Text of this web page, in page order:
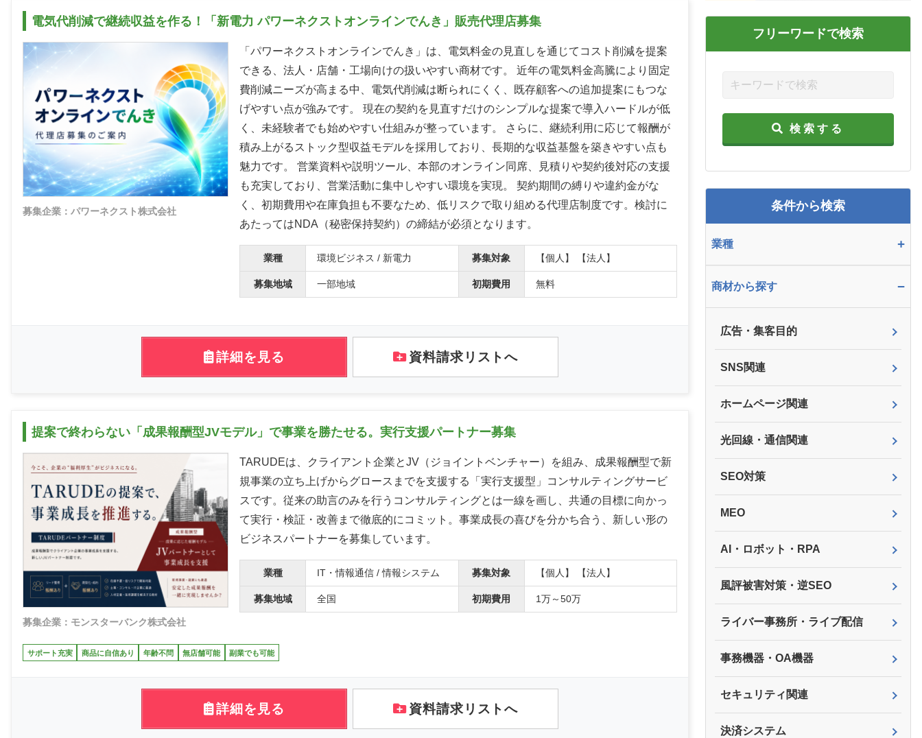
電気代削減で継続収益を作る！「新電力 パワーネクストオンラインでんき」販売代理店募集
募集企業：パワーネクスト株式会社
「パワーネクストオンラインでんき」は、電気料金の見直しを通じてコスト削減を提案
できる、法人・店舗・工場向けの扱いやすい商材です。 近年の電気料金高騰により固定
費削減ニーズが高まる中、電気代削減は断られにくく、既存顧客への追加提案にもつな
げやすい点が強みです。 現在の契約を見直すだけのシンプルな提案で導入ハードルが低
く、未経験者でも始めやすい仕組みが整っています。 さらに、継続利用に応じて報酬が
積み上がるストック型収益モデルを採用しており、長期的な収益基盤を築きやすい点も
魅力です。 営業資料や説明ツール、本部のオンライン同席、見積りや契約後対応の支援
も充実しており、営業活動に集中しやすい環境を実現。 契約期間の縛りや違約金がな
く、初期費用や在庫負担も不要なため、低リスクで取り組める代理店制度です。検討に
あたってはNDA（秘密保持契約）の締結が必須となります。
業種 環境ビジネス / 新電力 募集対象 【個人】 【法人】
募集地域 一部地域 初期費用 無料
詳細を見る 資料請求リストへ
提案で終わらない「成果報酬型JVモデル」で事業を勝たせる。実行支援パートナー募集
募集企業：モンスターバンク株式会社
TARUDEは、クライアント企業とJV（ジョイントベンチャー）を組み、成果報酬型で新
規事業の立ち上げからグロースまでを支援する「実行支援型」コンサルティングサービ
スです。従来の助言のみを行うコンサルティングとは一線を画し、共通の目標に向かっ
て実行・検証・改善まで徹底的にコミット。事業成長の喜びを分かち合う、新しい形の
ビジネスパートナーを募集しています。
業種 IT・情報通信 / 情報システム 募集対象 【個人】 【法人】
募集地域 全国 初期費用 1万～50万
サポート充実 商品に自信あり 年齢不問 無店舗可能 副業でも可能
詳細を見る 資料請求リストへ
フリーワードで検索
検索する
条件から検索
業種 +
商材から探す −
広告・集客目的
SNS関連
ホームページ関連
光回線・通信関連
SEO対策
MEO
AI・ロボット・RPA
風評被害対策・逆SEO
ライバー事務所・ライブ配信
事務機器・OA機器
セキュリティ関連
決済システム